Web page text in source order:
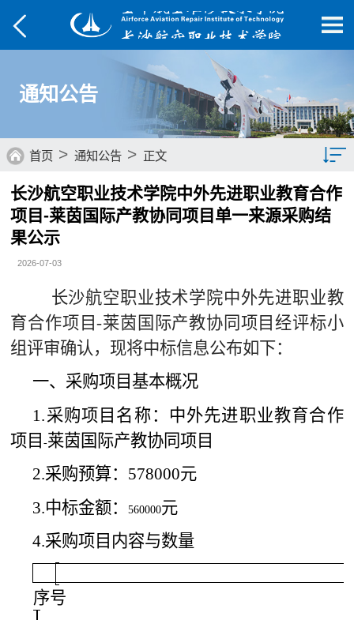
通知公告
首页 > 通知公告 > 正文
通知公告
长沙航空职业技术学院中外先进职业教育合作
项目-莱茵国际产教协同项目单一来源采购结
果公示
2026-07-03
长沙航空职业技术学院中外先进职业教
育合作项目-莱茵国际产教协同项目经评标小
组评审确认，现将中标信息公布如下：
一、采购项目基本概况
1.采购项目名称： 中外先进职业教育合作
项目-莱茵国际产教协同项目
2.采购预算： 578000元
3.中标金额：560000元
4.采购项目内容与数量
序号